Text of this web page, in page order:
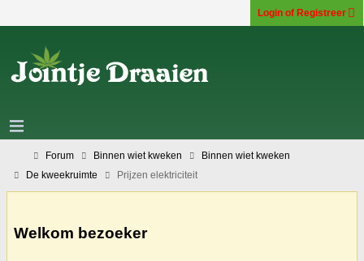
Login of Registreer
Forum Binnen wiet kweken
Binnen wiet kweken
De kweekruimte
Prijzen elektriciteit
Welkom bezoeker